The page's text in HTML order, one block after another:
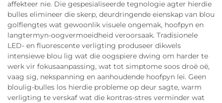
affekteer nie. Die gespesialiseerde tegnologie agter hierdie
bulles elimineer die skerp, deurdringende eienskap van blou
golflengtes wat gewoonlik visuele ongemak, hoofpyn en
langtermyn-oogvermoeidheid veroorsaak. Tradisionele
LED- en fluorescente verligting produseer dikwels
intensiewe blou lig wat die oogspiere dwing om harder te
werk vir fokusaanpassing, wat tot simptome soos droë oë,
vaag sig, nekspanning en aanhoudende hoofpyn lei. Geen
bloulig-bulles los hierdie probleme op deur sagte, warm
verligting te verskaf wat die kontras-stres verminder wat